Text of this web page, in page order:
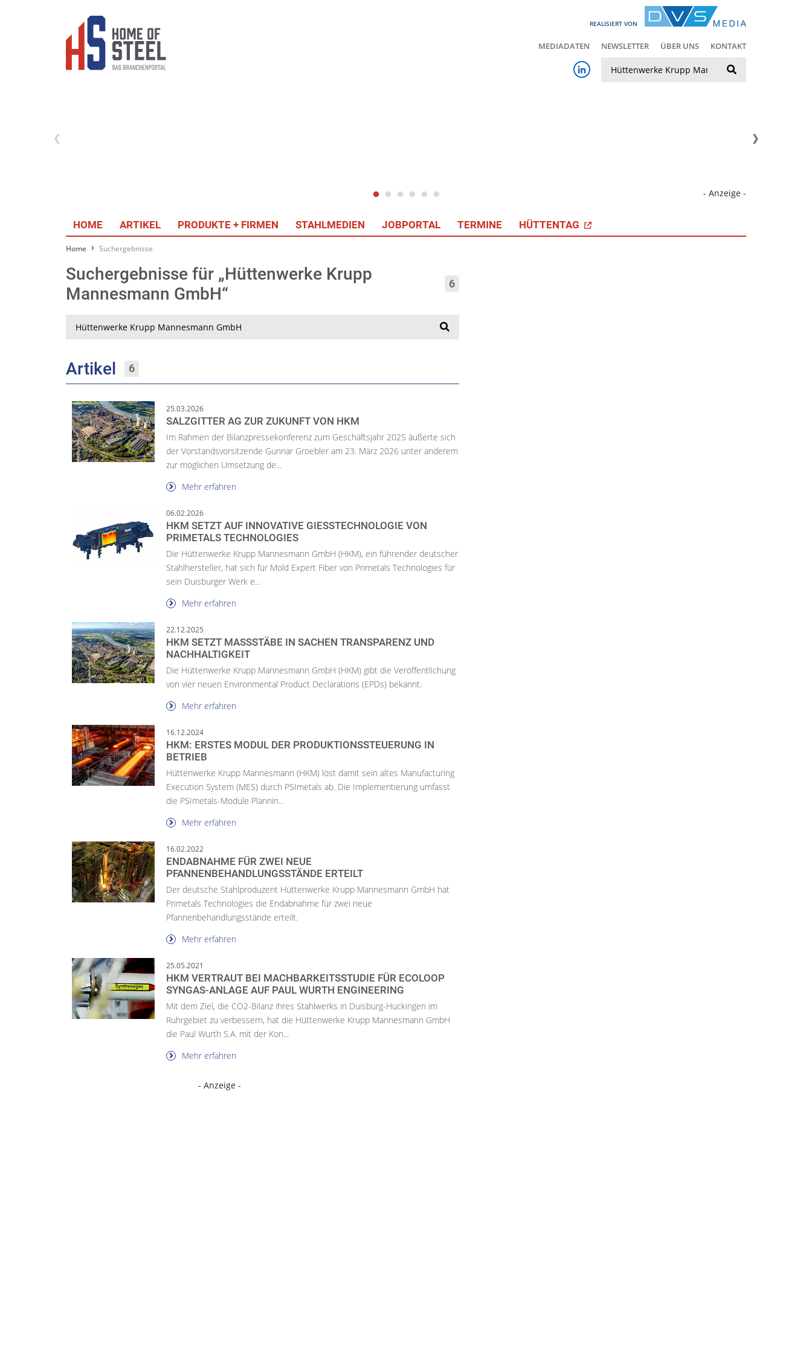
REALISIERT VON
MEDIADATEN NEWSLETTER ÜBER UNS KONTAKT
- Anzeige -
HOME ARTIKEL PRODUKTE + FIRMEN STAHLMEDIEN JOBPORTAL TERMINE HÜTTENTAG
Home Suchergebnisse
Suchergebnisse für „Hüttenwerke Krupp
Mannesmann GmbH“
6
Artikel 6
25.03.2026
SALZGITTER AG ZUR ZUKUNFT VON HKM
Im Rahmen der Bilanzpressekonferenz zum Geschäftsjahr 2025 äußerte sich
der Vorstandsvorsitzende Gunnar Groebler am 23. März 2026 unter anderem
zur möglichen Umsetzung de...
Mehr erfahren
06.02.2026
HKM SETZT AUF INNOVATIVE GIESSTECHNOLOGIE VON P
RIMETALS TECHNOLOGIES
Die Hüttenwerke Krupp Mannesmann GmbH (HKM), ein führender deutscher
Stahlhersteller, hat sich für Mold Expert Fiber von Primetals Technologies für
sein Duisburger Werk e...
Mehr erfahren
22.12.2025
HKM SETZT MASSSTÄBE IN SACHEN TRANSPARENZ UND N
ACHHALTIGKEIT
Die Hüttenwerke Krupp Mannesmann GmbH (HKM) gibt die Veröffentlichung
von vier neuen Environmental Product Declarations (EPDs) bekannt.
Mehr erfahren
16.12.2024
HKM: ERSTES MODUL DER PRODUKTIONSSTEUERUNG IN
BETRIEB
Hüttenwerke Krupp Mannesmann (HKM) löst damit sein altes Manufacturing
Execution System (MES) durch PSImetals ab. Die Implementierung umfasst
die PSImetals-Module Plannin...
Mehr erfahren
16.02.2022
ENDABNAHME FÜR ZWEI NEUE
PFANNENBEHANDLUNGSSTÄNDE ERTEILT
Der deutsche Stahlproduzent Hüttenwerke Krupp Mannesmann GmbH hat
Primetals Technologies die Endabnahme für zwei neue
Pfannenbehandlungsstände erteilt.
Mehr erfahren
25.05.2021
HKM VERTRAUT BEI MACHBARKEITSSTUDIE FÜR ECOLOOP
SYNGAS-ANLAGE AUF PAUL WURTH ENGINEERING
Mit dem Ziel, die CO2-Bilanz ihres Stahlwerks in Duisburg-Huckingen im
Ruhrgebiet zu verbessern, hat die Hüttenwerke Krupp Mannesmann GmbH
die Paul Wurth S.A. mit der Kon...
Mehr erfahren
- Anzeige -